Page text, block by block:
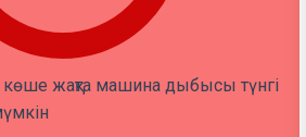
көше жақта машина дыбысы түнгі